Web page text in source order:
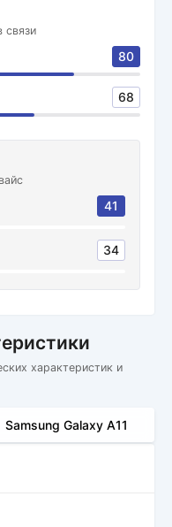
связи
80
68
41
34
характеристик и
Samsung Galaxy A11